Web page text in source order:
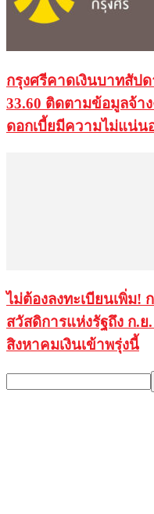
กรุงศรีคาดเงินบาทสัป
33.60 ติดตามข้อมูลจ้า
ดอกเบี้ยมีความไม่แน่
ไม่ต้องลงทะเบียนเพิ่ม
สวัสดิการแห่งรัฐถึง ก.ย
สิงหาคมเงินเข้าพรุ่งนี้